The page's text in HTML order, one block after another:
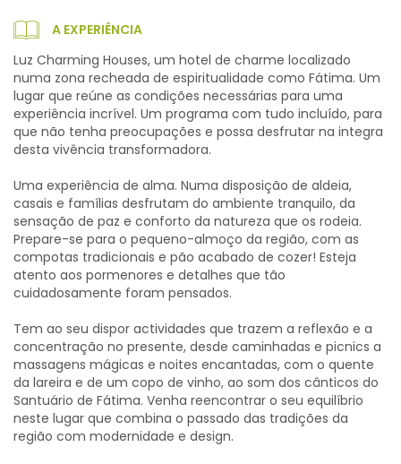
A EXPERIÊNCIA
Luz Charming Houses, um hotel de charme localizado
numa zona recheada de espiritualidade como Fátima. Um
lugar que reúne as condições necessárias para uma
experiência incrível. Um programa com tudo incluído, para
que não tenha preocupações e possa desfrutar na integra
desta vivência transformadora.
Uma experiência de alma. Numa disposição de aldeia,
casais e famílias desfrutam do ambiente tranquilo, da
sensação de paz e conforto da natureza que os rodeia.
Prepare-se para o pequeno-almoço da região, com as
compotas tradicionais e pão acabado de cozer! Esteja
atento aos pormenores e detalhes que tão
cuidadosamente foram pensados.
Tem ao seu dispor actividades que trazem a reflexão e a
concentração no presente, desde caminhadas e picnics a
massagens mágicas e noites encantadas, com o quente
da lareira e de um copo de vinho, ao som dos cânticos do
Santuário de Fátima. Venha reencontrar o seu equilíbrio
neste lugar que combina o passado das tradições da
região com modernidade e design.